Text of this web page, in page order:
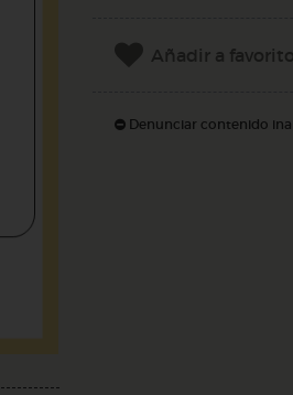
Añadir a
Denunciar contenido